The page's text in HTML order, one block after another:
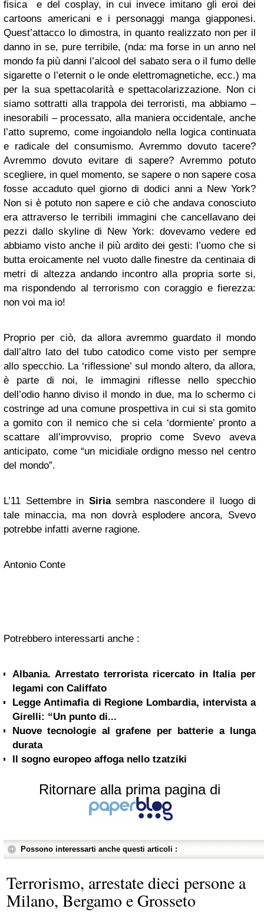
fisica e del cosplay, in cui invece imitano gli eroi dei
cartoons americani e i personaggi manga giapponesi.
Quest’attacco lo dimostra, in quanto realizzato non per il
danno in se, pure terribile, (nda: ma forse in un anno nel
mondo fa più danni l’alcool del sabato sera o il fumo delle
sigarette o l’eternit o le onde elettromagnetiche, ecc.) ma
per la sua spettacolarità e spettacolarizzazione. Non ci
siamo sottratti alla trappola dei terroristi, ma abbiamo –
inesorabili – processato, alla maniera occidentale, anche
l’atto supremo, come ingoiandolo nella logica continuata
e radicale del consumismo. Avremmo dovuto tacere?
Avremmo dovuto evitare di sapere? Avremmo potuto
scegliere, in quel momento, se sapere o non sapere cosa
fosse accaduto quel giorno di dodici anni a New York?
Non si è potuto non sapere e ciò che andava conosciuto
era attraverso le terribili immagini che cancellavano dei
pezzi dallo skyline di New York: dovevamo vedere ed
abbiamo visto anche il più ardito dei gesti: l’uomo che si
butta eroicamente nel vuoto dalle finestre da centinaia di
metri di altezza andando incontro alla propria sorte si,
ma rispondendo al terrorismo con coraggio e fierezza:
non voi ma io!
Proprio per ciò, da allora avremmo guardato il mondo
dall’altro lato del tubo catodico come visto per sempre
allo specchio. La ‘riflessione’ sul mondo altero, da allora,
è parte di noi, le immagini riflesse nello specchio
dell’odio hanno diviso il mondo in due, ma lo schermo ci
costringe ad una comune prospettiva in cui si sta gomito
a gomito con il nemico che si cela ‘dormiente’ pronto a
scattare all’improvviso, proprio come Svevo aveva
anticipato, come “un micidiale ordigno messo nel centro
del mondo”.
L’11 Settembre in Siriasembra nascondere il luogo di
tale minaccia, ma non dovrà esplodere ancora, Svevo
potrebbe infatti averne ragione.
Antonio Conte
Potrebbero interessarti anche :
Albania. Arrestato terrorista ricercato in Italia per
legami con Califfato
Legge Antimafia di Regione Lombardia, intervista a
Girelli: “Un punto di...
Nuove tecnologie al grafene per batterie a lunga
durata
Il sogno europeo affoga nello tzatziki
Ritornare alla prima pagina di
Possono interessarti anche questi articoli :
Terrorismo, arrestate dieci persone a
Milano, Bergamo e Grosseto